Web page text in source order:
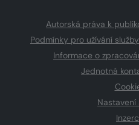
Autorská práva k
Podmínky pro užívání
Informace o
Jednotná
Nastavení